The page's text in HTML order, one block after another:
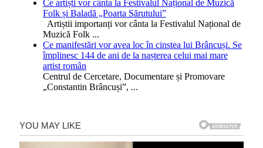
Ce artiști vor cânta la Festivalul Național de Muzică
Folk și Baladă „Poarta Sărutului”
Artiștii importanți vor cânta la Festivalul Național de
Muzică Folk ...
Ce manifestări vor avea loc în cinstea lui Brâncuși. Se
împlinesc 144 de ani de la nașterea celui mai mare
artist român
Centrul de Cercetare, Documentare și Promovare
„Constantin Brâncuși”, ...